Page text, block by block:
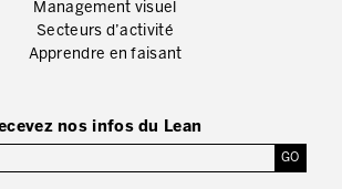
actifs et TPM
Management visuel
Secteurs d’activité
Apprendre en faisant
nos infos du Lean